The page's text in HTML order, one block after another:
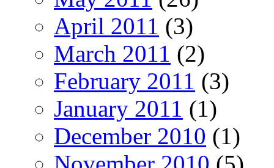
April 2011 (3)
March 2011 (2)
February 2011 (3)
January 2011 (1)
December 2010 (1)